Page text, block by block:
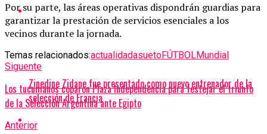
Por su parte, las áreas operativas dispondrán guardias para
garantizar la prestación de servicios esenciales a los
vecinos durante la jornada.
Temas relacionados:actualidadasuetoFÚTBOLMundial
Siguente
Los tucumanos coparon Plaza Independencia para festejar el triunfo
de la Selección Argentina ante Egipto
Anterior
Zinedine Zidane fue presentado como nuevo entrenador de la
selección de Francia